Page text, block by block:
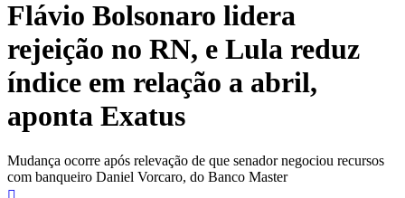
conteúdo
Flávio Bolsonaro lidera
rejeição no RN, e Lula reduz
índice em relação a abril,
aponta Exatus
Mudança ocorre após relevação de que senador negociou recursos
com banqueiro Daniel Vorcaro, do Banco Master